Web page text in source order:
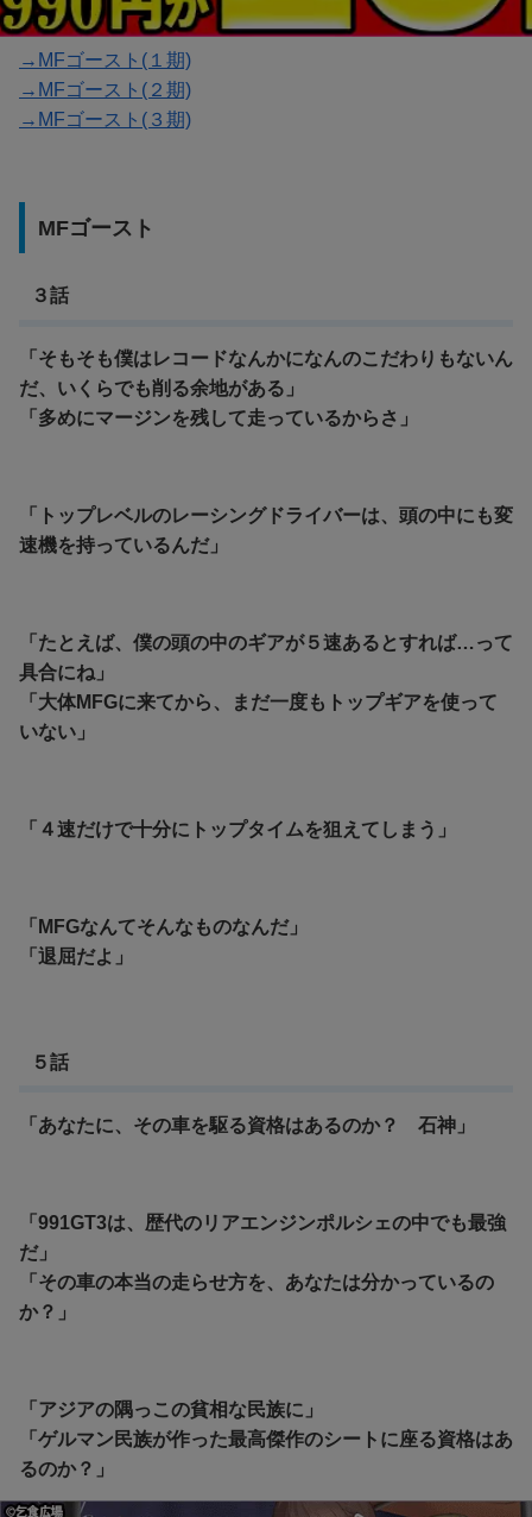
→MFゴースト(１期)
→MFゴースト(２期)
→MFゴースト(３期)
MFゴースト
３話
「そもそも僕はレコードなんかになんのこだわりもないん
だ、いくらでも削る余地がある」
「多めにマージンを残して走っているからさ」
「トップレベルのレーシングドライバーは、頭の中にも変
速機を持っているんだ」
「たとえば、僕の頭の中のギアが５速あるとすれば…って
具合にね」
「大体MFGに来てから、まだ一度もトップギアを使って
いない」
「４速だけで十分にトップタイムを狙えてしまう」
「MFGなんてそんなものなんだ」
「退屈だよ」
５話
「あなたに、その車を駆る資格はあるのか？ 石神」
「991GT3は、歴代のリアエンジンポルシェの中でも最強
だ」
「その車の本当の走らせ方を、あなたは分かっているの
か？」
「アジアの隅っこの貧相な民族に」
「ゲルマン民族が作った最高傑作のシートに座る資格はあ
るのか？」